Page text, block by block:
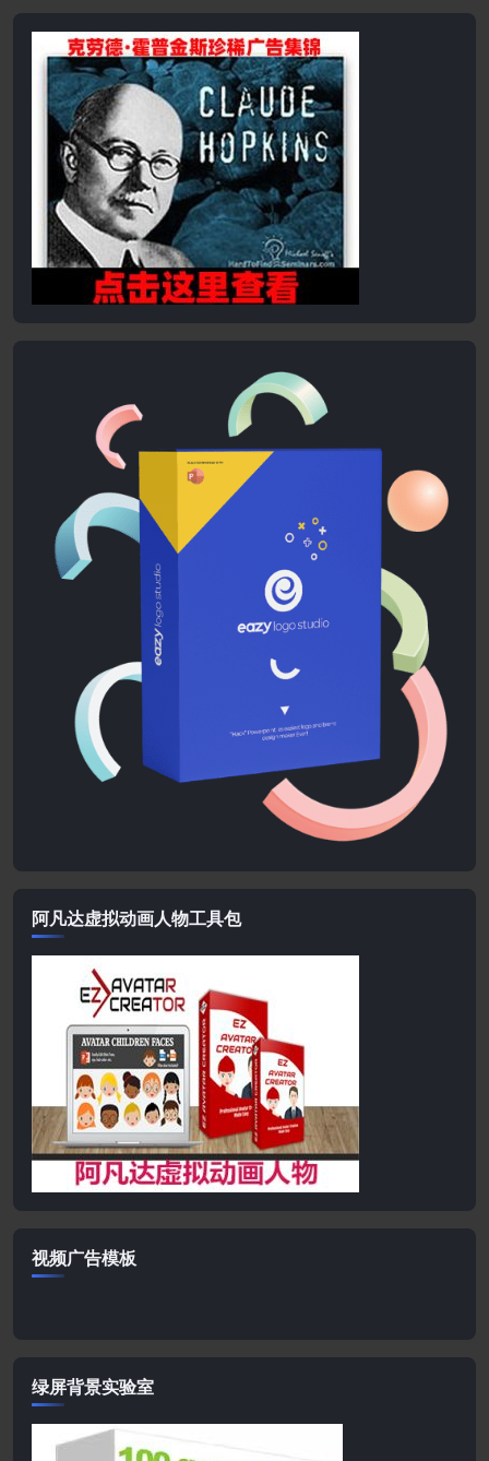
阿凡达虚拟动画人物工具包
视频广告模板
绿屏背景实验室